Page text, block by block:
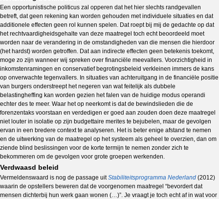
Een opportunistische politicus zal opperen dat het hier slechts randgevallen
betreft, dat geen rekening kan worden gehouden met individuele situaties en dat
additionele effecten geen rol kunnen spelen. Dat roept bij mij de gedachte op dat
het rechtvaardigheidsgehalte van deze maatregel toch echt beoordeeld moet
worden naar de verandering in de omstandigheden van die mensen die hierdoor
(het hardst) worden getroffen. Dat aan indirecte effecten geen betekenis toekomt,
moge zo zijn wanneer wij spreken over financiële meevallers. Voorzichtigheid in
inkomstenramingen en conservatief begrotingsbeleid verkleinen immers de kans
op onverwachte tegenvallers. In situaties van achteruitgang in de financiële positie
van burgers onderstreept het negeren van wat feitelijk als dubbele
belastingheffing kan worden gezien het falen van de huidige modus operandi
echter des te meer. Waar het op neerkomt is dat de bewindslieden die de
forenzentaks voorstaan en verdedigen er goed aan zouden doen deze maatregel
niet louter in isolatie op zijn budgettaire merites te bejubelen, maar de gevolgen
ervan in een bredere context te analyseren. Het is beter enige afstand te nemen
en de uitwerking van de maatregel op het systeem als geheel te overzien, dan om
ziende blind beslissingen voor de korte termijn te nemen zonder zich te
bekommeren om de gevolgen voor grote groepen werkenden.
Verdwaasd beleid
Vermeldenswaard is nog de passage uitStabiliteitsprogramma Nederland (2012)
waarin de opstellers beweren dat de voorgenomen maatregel “bevordert dat
mensen dichterbij hun werk gaan wonen (…)”. Je vraagt je toch echt af in wat voor